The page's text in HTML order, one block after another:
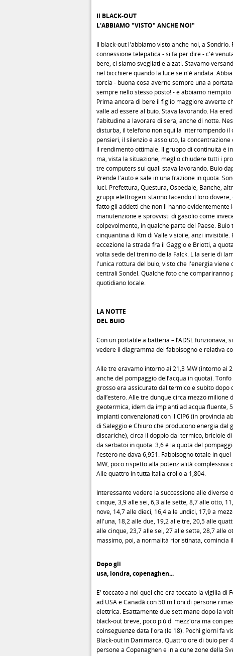
Il BLACK-OUT
L'ABBIAMO "VISTO" ANCHE NOI"
Il black-out l'abbiamo visto anche noi, a Sondrio.
connessione telepatica - si fa per dire - c'é
bere, ci siamo svegliati e alzati. Stavamo
nel bicchiere quando la luce se n'é andata.
torcia - buona cosa averne sempre una a
sempre nello stesso posto! - e abbiamo riempito
Prima ancora di bere il figlio maggiore avverte
valle ad essere al buio. Stava lavorando. Ha
l'abitudine a lavorare di sera, anche di notte.
disturba, il telefono non squilla interrompendo il
pensieri, il silenzio é assoluto, la concentrazione
il rendimento ottimale. Il gruppo di continuità é
ma, vista la situazione, meglio chiudere tutti i
tre computers sui quali stava lavorando. Buio
Prende l'auto e sale in una frazione in quota.
luci: Prefettura, Questura, Ospedale, Banche,
gruppi elettrogeni stanno facendo il loro dovere,
fatto gli addetti che non li hanno evidentemente
manutenzione e sprovvisti di gasolio come
colpevolmente, in qualche parte del Paese. Buio
cinquantina di Km di Valle visibile, anzi invisibile.
eccezione la strada fra il Gaggio e Briotti, a
volta sede del trenino della Falck. L la serie di
l'unica rottura del buio, visto che l'energia viene
centrali Sondel. Qualche foto che compariranno
quotidiano locale.
LA NOTTE
DEL BUIO
Con un portatile a batteria – l’ADSL funzionava,
vedere il diagramma del fabbisogno e relativa
Alle tre eravamo intorno ai 21,3 MW (intorno ai
anche del pompaggio dell’acqua in quota).
grosso era assicurato dal termico e subito dopo
dall’estero. Alle tre dunque circa mezzo milione
geotermica, idem da impianti ad acqua fluente,
impianti convenzionati con il CIP6 (in provincia
di Saleggio e Chiuro che producono energia dal
discariche), circa il doppio dal termico, briciole
da serbatoi in quota. 3,6 é la quota del
l'estero ne dava 6,951. Fabbisogno totale in
MW, poco rispetto alla potenzialità complessiva
Alle quattro in tutta Italia crollo a 1,804.
Interessante vedere la successione alle diverse
cinque, 3,9 alle sei, 6,3 alle sette, 8,7 alle otto,
nove, 14,7 alle dieci, 16,4 alle undici, 17,9 a
all'una, 18,2 alle due, 19,2 alle tre, 20,5 alle
alle cinque, 23,7 alle sei, 27 alle sette, 28,7 alle
massimo, poi, a normalità ripristinata, comincia
Dopo gli
usa, londra, copenaghen...
E' toccato a noi quel che era toccato la vigilia di
ad USA e Canadà con 50 milioni di persone
elettrica. Esattamente due settimane dopo la
black-out breve, poco più di mezz'ora ma con
coinseguenze data l'ora (le 18). Pochi giorni fa
Black-out in Danimarca. Quattro ore di buio per
persone a Copenaghen e in alcune zone della